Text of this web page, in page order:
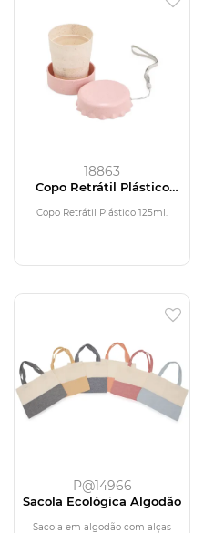
18863
Copo Retrátil Plástico
Copo Retrátil Plástico 125ml.
P@14966
Sacola Ecológica Algodão
Sacola em algodão com alças